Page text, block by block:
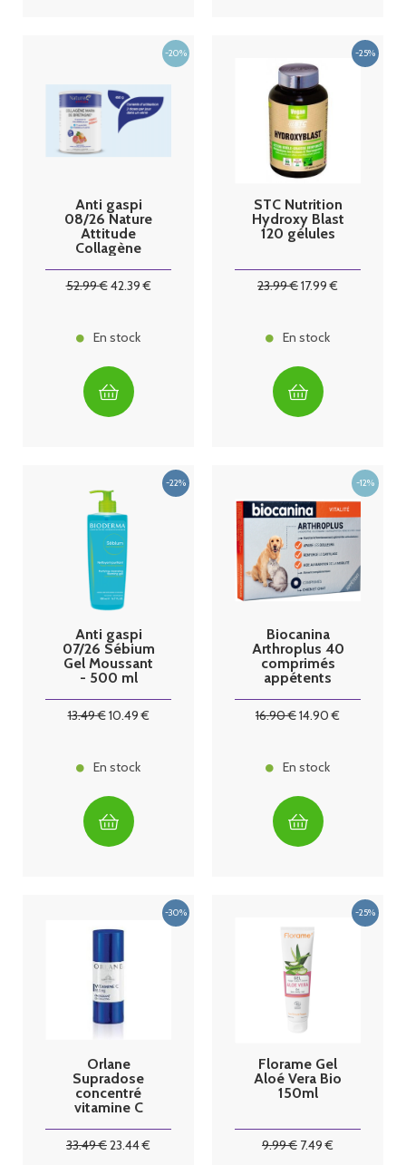
Anti gaspi
08/26 Nature
Attitude
Collagène
G
52.99€42.39€
En stock
STC Nutrition
Hydroxy Blast
120 gélules
23.99€17.99 €
En stock
Anti gaspi
07/26 Sébium
Gel Moussant
- 500 ml
13.49€10.49€
En stock
Biocanina
Arthroplus 40
comprimés
appétents
16.90€14.90 €
En stock
Orlane
Supradose
concentré
vitamine C
33.49€23.44€
Florame Gel
Aloé Vera Bio
150ml
9.99€ 7.49 €